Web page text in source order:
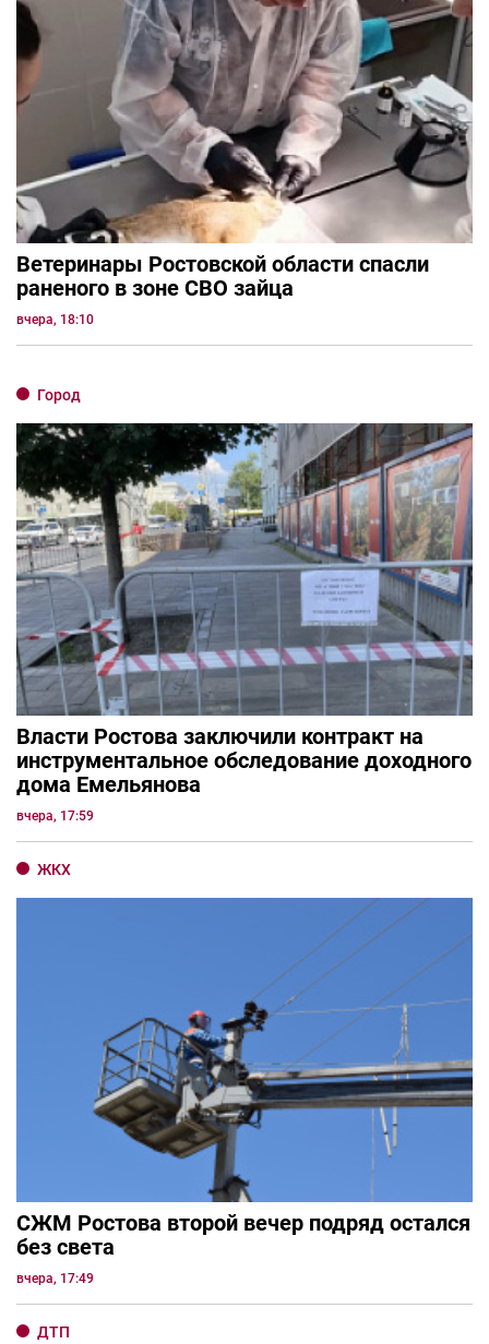
Ветеринары Ростовской области спасли
раненого в зоне СВО зайца
вчера, 18:10
Город
Власти Ростова заключили контракт на
инструментальное обследование доходного
дома Емельянова
вчера, 17:59
ЖКХ
СЖМ Ростова второй вечер подряд остался
без света
вчера, 17:49
ДТП